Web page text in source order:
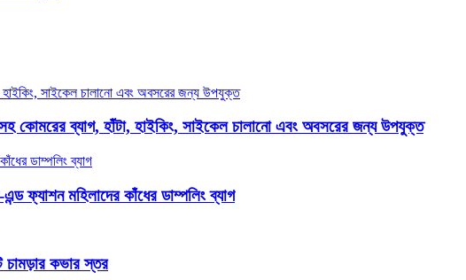
কোমরের ব্যাগ, হাঁটা, হাইকিং, সাইকেল চালানো এবং অবসরের জন্য উপযুক্ত
ফ্যাশন মহিলাদের কাঁধের ডাম্পলিং ব্যাগ
চামড়ার কভার স্তর